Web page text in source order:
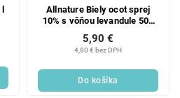
Allnature Biely ocot sprej
10% s vôňou levandule 500
4,80 € bez DPH
5,90 €
Do košíka